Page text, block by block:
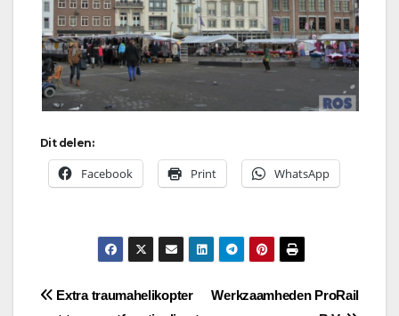
Dit delen:
Facebook Print WhatsApp
Bericht
Werkzaamheden ProRail
Extra traumahelikopter